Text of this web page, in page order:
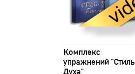
Комплекс
упражнений “Стиль
Духа”